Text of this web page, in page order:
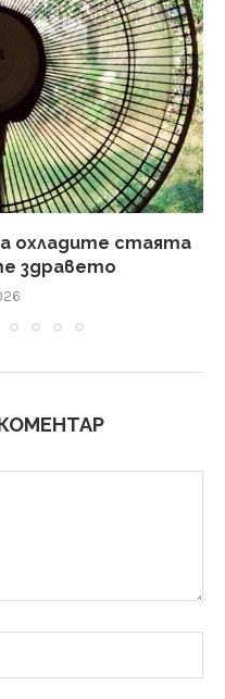
охладите стаята
здравето